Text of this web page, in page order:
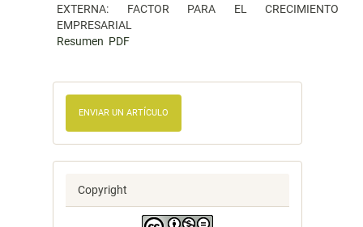
EXTERNA: FACTOR PARA EL CRECIMIENTO
EMPRESARIAL
Resumen PDF
ENVIAR UN ARTÍCULO
Copyright